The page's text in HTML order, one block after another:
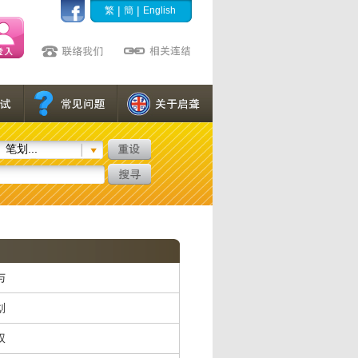
繁 | 簡 | English
笔划...